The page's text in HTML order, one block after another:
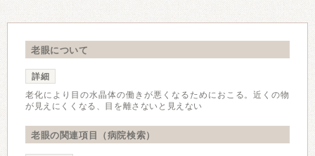
老眼について
詳細
老化により目の水晶体の働きが悪くなるためにおこる。近くの物
が見えにくくなる、目を離さないと見えない
老眼の関連項目（病院検索）